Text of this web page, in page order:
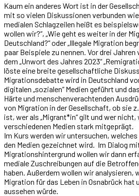
Kaum ein anderes Wort ist in der
mit so vielen Diskussionen verbunden wie
medialen Schlagzeilen heißt es
wollen wir?“, „Wie geht es weiter in der
Deutschland?“ oder „Illegale Migration
paar Beispiele zu nennen. Vor drei
dem „Unwort des Jahres 2023“
löste eine breite gesellschaftliche
Migrationsdebatte wird in Deutschland
digitalen „sozialen“ Medien geführt und
Härte und menschenverachtenden
von Migration in der Gesellschaft, ob sie z.
ist, wer als „Migrant*in“ gilt und wer nicht,
verschiedenen Medien stark mitgeprägt.
Im Kurs werden wir untersuchen,
den Medien gezeichnet wird. Im Dialog
Migrationshintergrund wollen wir dann
mediale Zuschreibungen auf die
haben. Außerdem wollen wir analysieren,
Migration für das Leben in Osnabrück hat
aussehen würde.